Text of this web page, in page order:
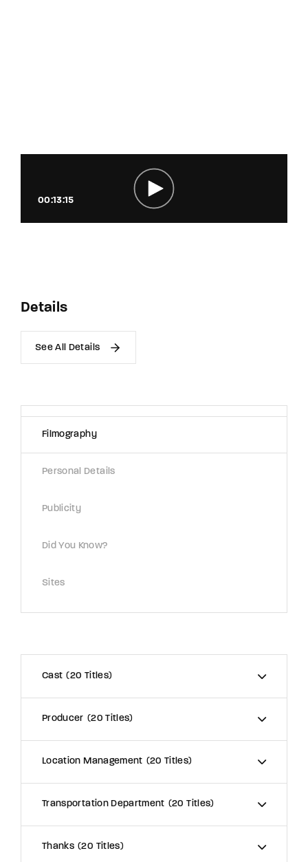
00:13:15
Details
See All Details
Filmography
Personal Details
Publicity
Did You Know?
Sites
Cast 20 Titles
Producer 20 Titles
Location Management 20 Titles
Transportation Department 20 Titles
Thanks 20 Titles